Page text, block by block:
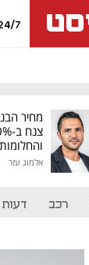
7
מחיר
גבוהה
אלמוג עזר
רכב דעות